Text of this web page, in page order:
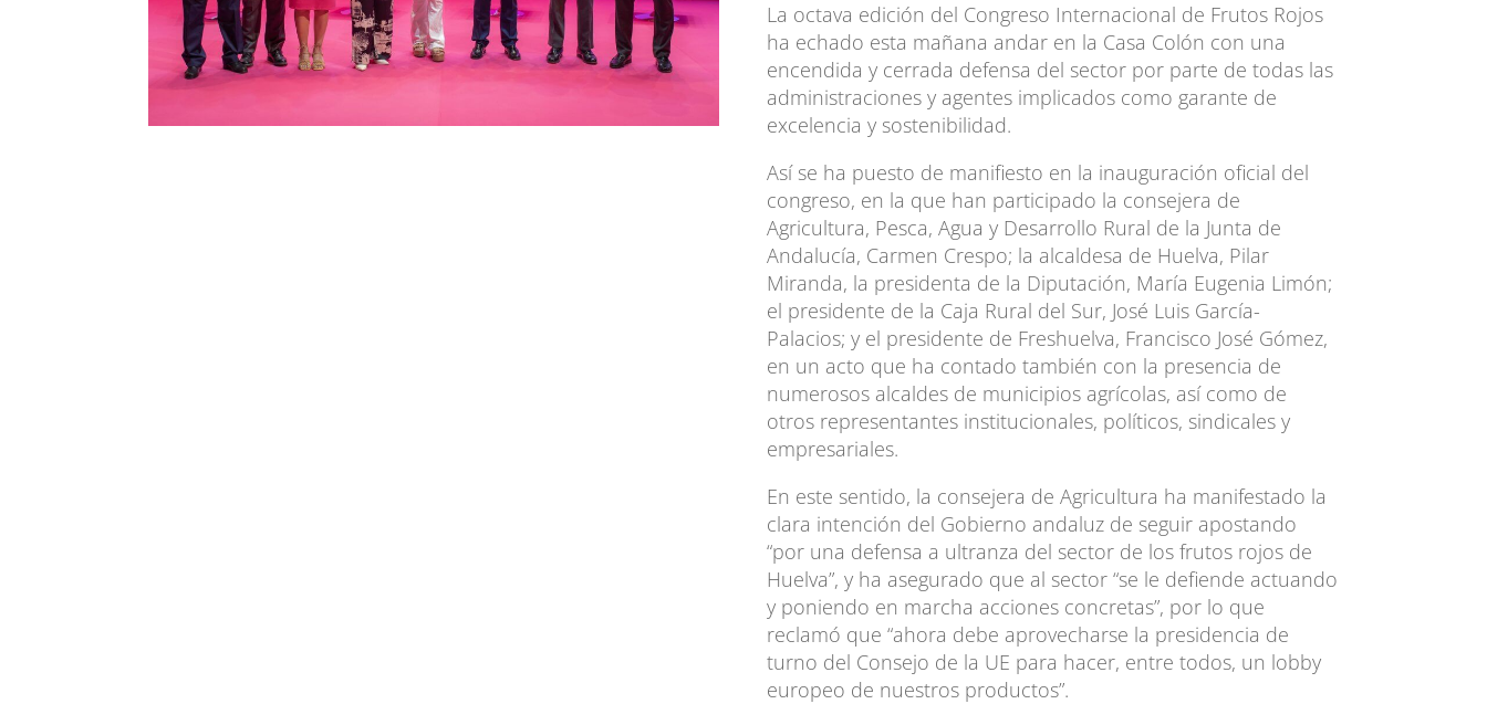
La octava edición del Congreso Internacional de Frutos Rojos
ha echado esta mañana andar en la Casa Colón con una
encendida y cerrada defensa del sector por parte de todas las
administraciones y agentes implicados como garante de
excelencia y sostenibilidad.
Así se ha puesto de manifiesto en la inauguración oficial del
congreso, en la que han participado la consejera de
Agricultura, Pesca, Agua y Desarrollo Rural de la Junta de
Andalucía, Carmen Crespo; la alcaldesa de Huelva, Pilar
Miranda, la presidenta de la Diputación, María Eugenia Limón;
el presidente de la Caja Rural del Sur, José Luis García-
Palacios; y el presidente de Freshuelva, Francisco José Gómez,
en un acto que ha contado también con la presencia de
numerosos alcaldes de municipios agrícolas, así como de
otros representantes institucionales, políticos, sindicales y
empresariales.
En este sentido, la consejera de Agricultura ha manifestado la
clara intención del Gobierno andaluz de seguir apostando
“por una defensa a ultranza del sector de los frutos rojos de
Huelva”, y ha asegurado que al sector “se le defiende actuando
y poniendo en marcha acciones concretas”, por lo que
reclamó que “ahora debe aprovecharse la presidencia de
turno del Consejo de la UE para hacer, entre todos, un lobby
europeo de nuestros productos”.